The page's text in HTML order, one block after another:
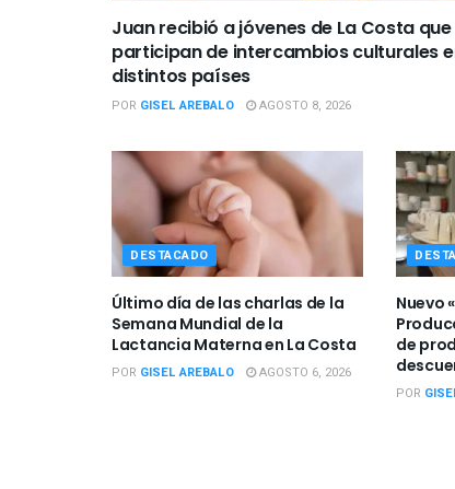
Juan recibió a jóvenes de La Costa que
participan de intercambios culturales
distintos países
POR GISEL AREBALO AGOSTO 8, 2026
DESTACADO
Último día de las charlas de la
Semana Mundial de la
Lactancia Materna en La Costa
POR GISEL AREBALO AGOSTO 6, 2026
Nuevo
de
POR